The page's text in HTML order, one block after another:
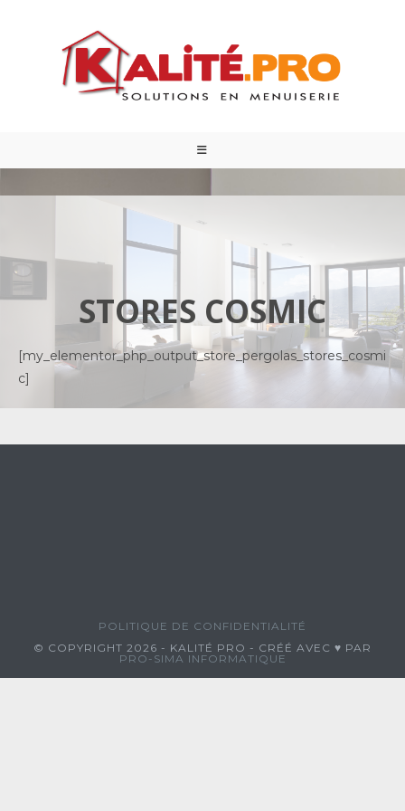
STORES COSMIC
[my_elementor_php_output_store_pergolas_stores_cosmi
c]
POLITIQUE DE CONFIDENTIALITÉ
© COPYRIGHT 2026 - KALITÉ PRO - CRÉÉ AVEC ♥ PAR
PRO-SIMA INFORMATIQUE